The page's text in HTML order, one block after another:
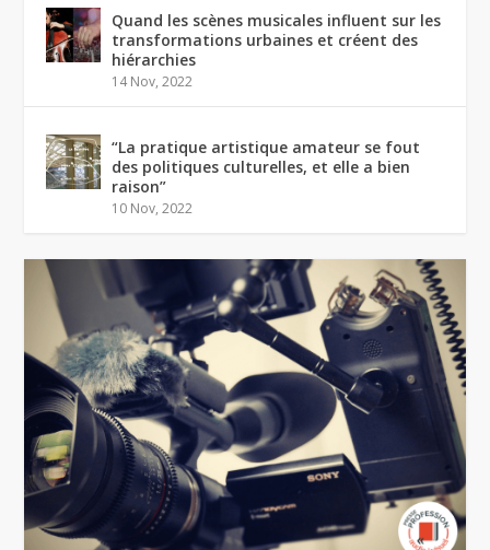
Quand les scènes musicales influent sur les
transformations urbaines et créent des
hiérarchies
14 Nov, 2022
“La pratique artistique amateur se fout
des politiques culturelles, et elle a bien
raison”
10 Nov, 2022